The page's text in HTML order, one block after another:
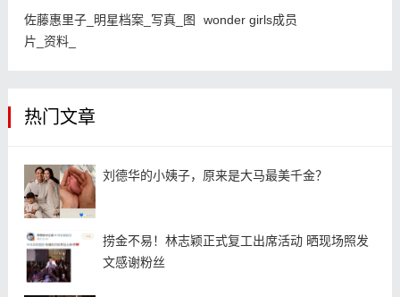
佐藤惠里子_明星档案_写真_图
片_资料_
wonder girls成员
热门文章
刘德华的小姨子，原来是大马最美千金？
捞金不易！林志颖正式复工出席活动 晒现场照发
文感谢粉丝